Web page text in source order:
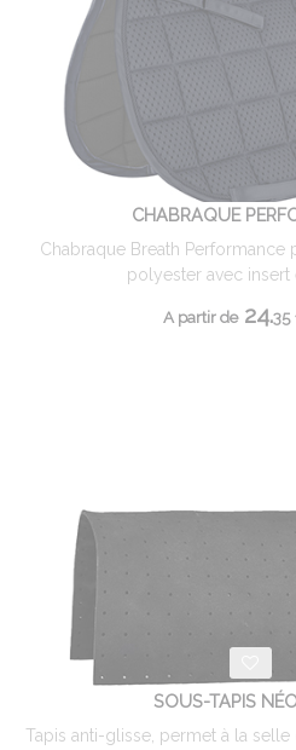
CHABRAQUE
Chabraque Breath Performance
polyester avec insert
A partir de24.35
SOUS-TAPIS
Tapis anti-glisse, permet à la